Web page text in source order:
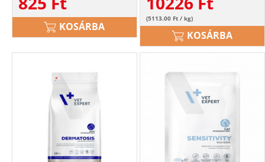
KOSÁRBA
(5113.00 Ft / kg)
KOSÁRBA